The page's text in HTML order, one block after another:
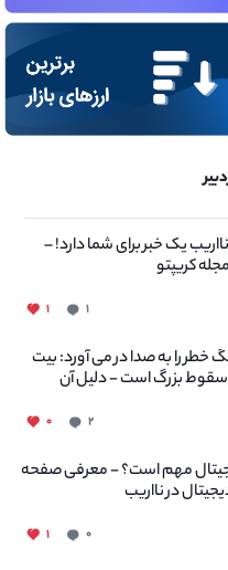
یک خبر برای شما دارد! –
کریپتو
۱ ۱
خطر را به صدا در می آورد: بیت
بزرگ است - دلیل آن
۲ ۰
مهم است؟ - معرفی صفحه
در نااریب
۰ ۱